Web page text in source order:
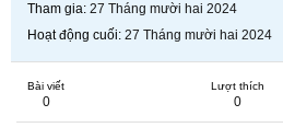
Tham gia 27 Tháng mười hai 2024
Hoạt động cuối 27 Tháng mười hai 2024
Bài viết
0
Lượt thích
0